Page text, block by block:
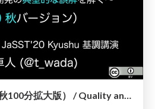
質とスピード（2020秋100分拡大版） / Quality and Speed 2020 Autumn Edition